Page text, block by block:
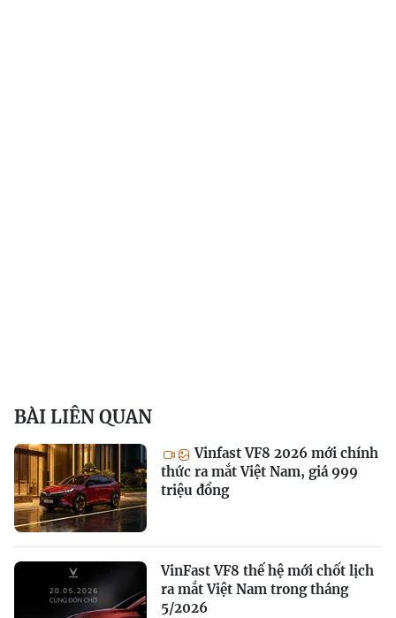
BÀI LIÊN QUAN
Vinfast VF8 2026 mới chính
thức ra mắt Việt Nam, giá 999
triệu đồng
VinFast VF8 thế hệ mới chốt lịch
ra mắt Việt Nam trong tháng
5/2026